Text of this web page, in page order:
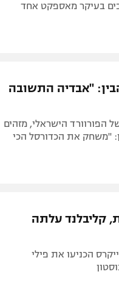
בעיקר מאספקט אחד
"אבדיה התשובה
הראשונים של הפורוורד הישראלי, מזהים
"משחק את הכדורסל הכי
קליבלנד עלתה
6 ב-7 משחקים, הלייקרס הכניעו את פילי